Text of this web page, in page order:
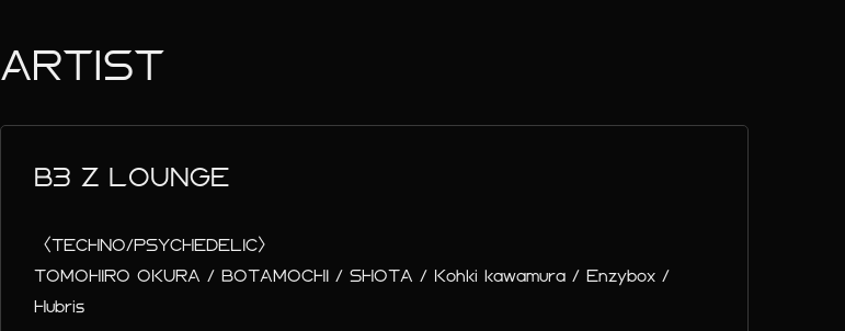
ARTIST
B3 Z LOUNGE
〈TECHNO/PSYCHEDELIC〉
TOMOHIRO OKURA / BOTAMOCHI / SHOTA / Kohki kawamura / Enzybox /
Hubris